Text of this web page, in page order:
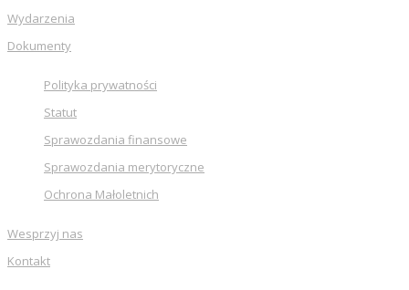
Wydarzenia
Dokumenty
Polityka prywatności
Statut
Sprawozdania finansowe
Sprawozdania merytoryczne
Ochrona Małoletnich
Wesprzyj nas
Kontakt